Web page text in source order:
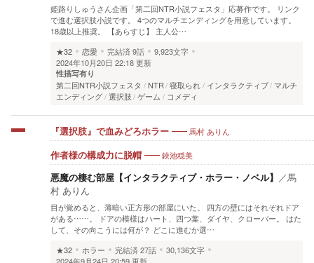
姫路りしゅうさん企画「第二回NTR小説フェスタ」応募作です。 リンク
で進む選択肢小説です。 4つのマルチエンディングを用意しています。
18歳以上推奨。 【あらすじ】 主人公…
★32
恋愛 完結済9話
9,923文字
2024年10月20日 22:18 更新
性描写有り
第二回NTR小説フェスタ NTR 寝取られ インタラクティブ マルチ
エンディング 選択肢 ゲーム コメディ
『選択肢』で血みどろホラー 馬村 ありん
作者様の構成力に脱帽 鋏池穏美
悪魔の棲む部屋【インタラクティブ・ホラー・ノベル】 ／馬
村 ありん
目が覚めると、薄暗い正方形の部屋にいた。 四方の壁にはそれぞれドア
がある……。 ドアの模様はハート、四つ葉、ダイヤ、クローバー。 はた
して、その向こうには何が？ どこに進むか選…
★32
ホラー 完結済27話
30,136文字